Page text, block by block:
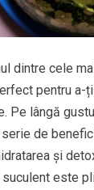
dintre cele
pentru a-
Pe lângă
de
și
este